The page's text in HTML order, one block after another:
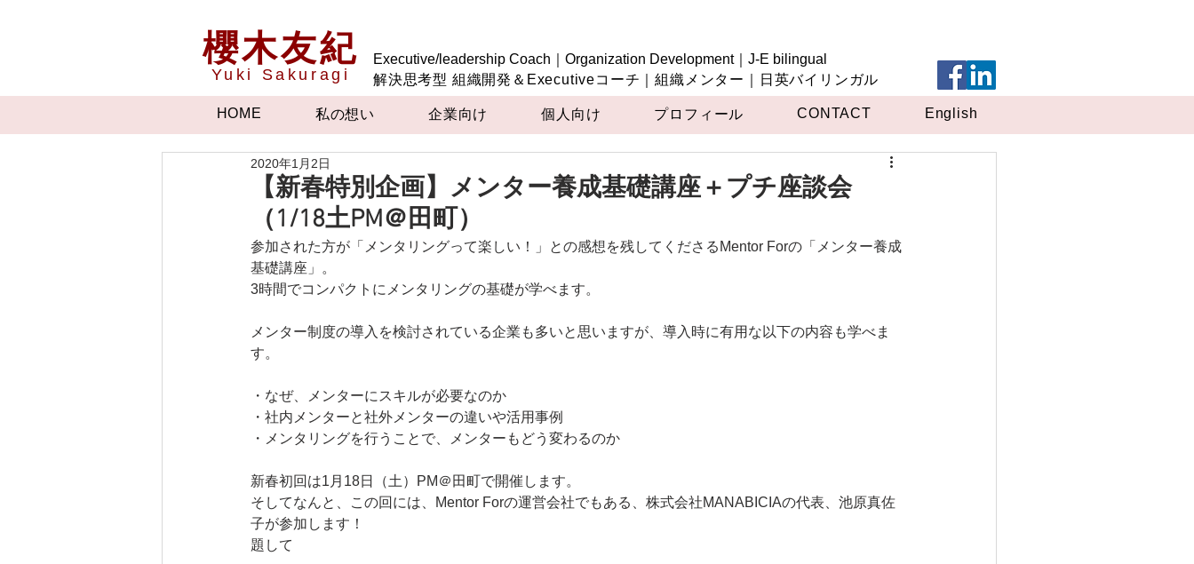
櫻木友紀
Yuki Sakuragi
Executive/leadership Coach｜Organization Development｜J-E bilingual
解決思考型 組織開発＆Executiveコーチ｜組織メンター｜日英バイリンガル
HOME 私の想い 企業向け 個人向け プロフィール CONTACT English
【新春特別企画】メンター養成基礎講座＋プチ座談会
（1/18土PM＠田町）
2020年1月2日
参加された方が「メンタリングって楽しい！」との感想を残してくださるMentor Forの「メンター養成
基礎講座」。
3時間でコンパクトにメンタリングの基礎が学べます。
メンター制度の導入を検討されている企業も多いと思いますが、導入時に有用な以下の内容も学べま
す。
・なぜ、メンターにスキルが必要なのか
・社内メンターと社外メンターの違いや活用事例
・メンタリングを行うことで、メンターもどう変わるのか
新春初回は1月18日（土）PM＠田町で開催します。
そしてなんと、この回には、Mentor Forの運営会社でもある、株式会社MANABICIAの代表、池原真佐
子が参加します！
題して